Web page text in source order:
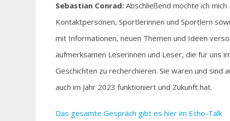
Sebastian Conrad: Abschließend möchte ich
Kontaktpersonen, Sportlerinnen und Sportlern
mit Informationen, neuen Themen und Ideen
aufmerksamen Leserinnen und Leser, die für uns
Geschichten zu recherchieren. Sie waren und
auch im Jahr 2023 funktioniert und Zukunft hat.
Das gesamte Gespräch gibt es hier im Echo-Talk